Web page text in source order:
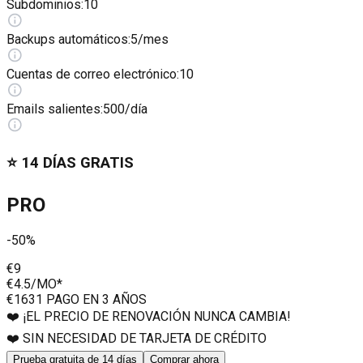
Subdominios:10
Backups automáticos:5/mes
Cuentas de correo electrónico:10
Emails salientes:500/día
⭐️ 14 DÍAS GRATIS
PRO
-50%
€9
€4.5/MO*
€1631 PAGO EN 3 AÑOS
❤️ ¡EL PRECIO DE RENOVACIÓN NUNCA CAMBIA!
❤️ SIN NECESIDAD DE TARJETA DE CRÉDITO
Prueba gratuita de 14 días Comprar ahora